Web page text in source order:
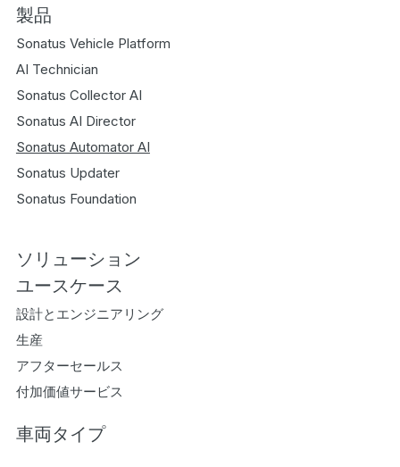
製品
Sonatus Vehicle Platform
AI Technician
Sonatus Collector AI
Sonatus AI Director
Sonatus Automator AI
Sonatus Updater
Sonatus Foundation
ソリューション
ユースケース
設計とエンジニアリング
生産
アフターセールス
付加価値サービス
車両タイプ